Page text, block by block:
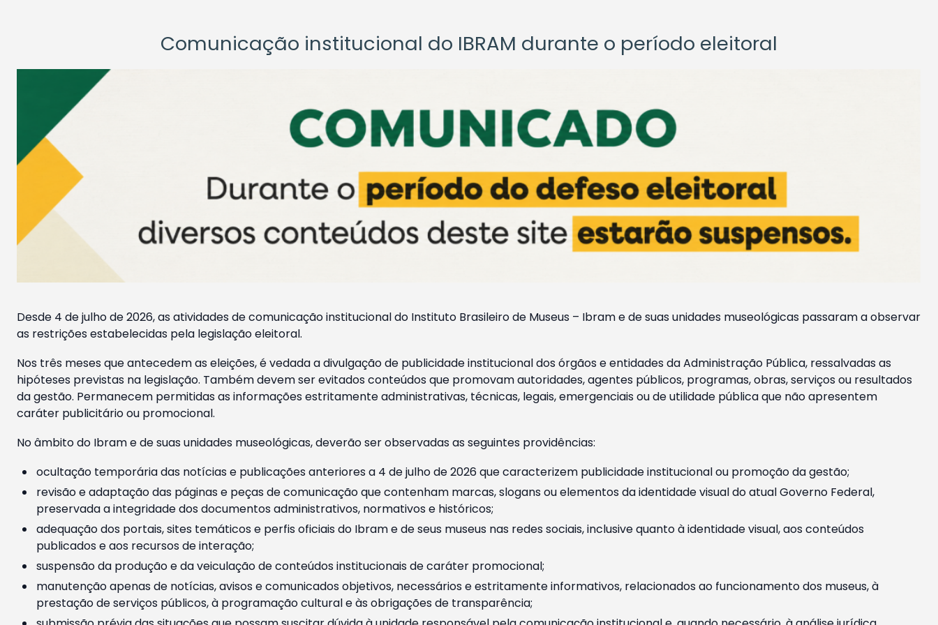
Comunicação institucional do IBRAM durante o período eleitoral
Desde 4 de julho de 2026, as atividades de comunicação institucional do Instituto Brasileiro de Museus – Ibram e de suas unidades museológicas passaram a observar
as restrições estabelecidas pela legislação eleitoral.
Nos três meses que antecedem as eleições, é vedada a divulgação de publicidade institucional dos órgãos e entidades da Administração Pública, ressalvadas as
hipóteses previstas na legislação. Também devem ser evitados conteúdos que promovam autoridades, agentes públicos, programas, obras, serviços ou resultados
da gestão. Permanecem permitidas as informações estritamente administrativas, técnicas, legais, emergenciais ou de utilidade pública que não apresentem
caráter publicitário ou promocional.
No âmbito do Ibram e de suas unidades museológicas, deverão ser observadas as seguintes providências:
ocultação temporária das notícias e publicações anteriores a 4 de julho de 2026 que caracterizem publicidade institucional ou promoção da gestão;
revisão e adaptação das páginas e peças de comunicação que contenham marcas, slogans ou elementos da identidade visual do atual Governo Federal,
preservada a integridade dos documentos administrativos, normativos e históricos;
adequação dos portais, sites temáticos e perfis oficiais do Ibram e de seus museus nas redes sociais, inclusive quanto à identidade visual, aos conteúdos
publicados e aos recursos de interação;
suspensão da produção e da veiculação de conteúdos institucionais de caráter promocional;
manutenção apenas de notícias, avisos e comunicados objetivos, necessários e estritamente informativos, relacionados ao funcionamento dos museus, à
prestação de serviços públicos, à programação cultural e às obrigações de transparência;